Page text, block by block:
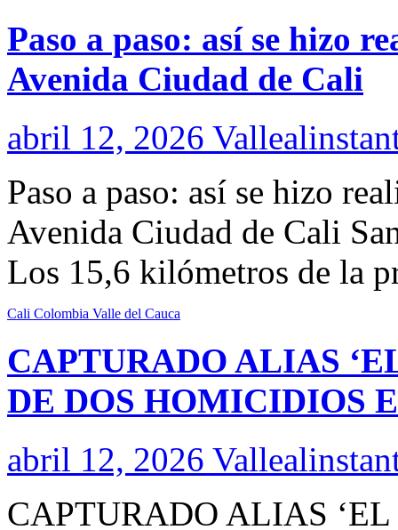
Paso a paso: así se hizo
Avenida Ciudad de Cali
abril 12, 2026
Paso a paso: así se hizo
Avenida Ciudad de Cali
Los 15,6 kilómetros de la
Cali Colombia Valle del Cauca
CAPTURADO ALIAS
DE DOS HOMICIDIOS
abril 12, 2026
CAPTURADO ALIAS